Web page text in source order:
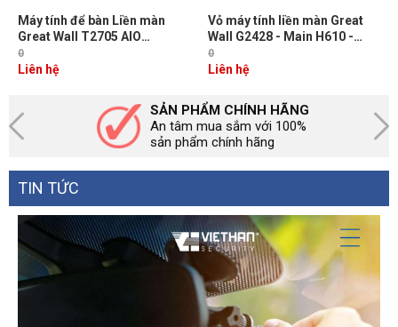
Máy tính để bàn Liền màn
Great Wall T2705 AIO
TA371657 - Core i5-13620H,
16GB RAM, 512GB SSD - Màn
0
Liên hệ
Vỏ máy tính liền màn Great
Wall G2428 - Main H610 -
Màn hình 23.8" FHD, mã
GA64,Không kèm CPU, RAM,
0
Liên hệ
SẢN PHẨM CHÍNH HÃNG
An tâm mua sắm với 100%
sản phẩm chính hãng
TIN TỨC